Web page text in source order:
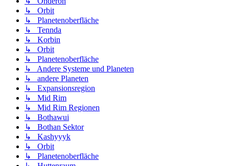
↳ Orbit
↳ Planetenoberfläche
↳ Tennda
↳ Korbin
↳ Orbit
↳ Planetenoberfläche
↳ Andere Systeme und Planeten
↳ andere Planeten
↳ Expansionsregion
↳ Mid Rim
↳ Mid Rim Regionen
↳ Bothawui
↳ Bothan Sektor
↳ Kashyyyk
↳ Orbit
↳ Planetenoberfläche